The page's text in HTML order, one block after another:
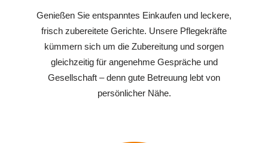
Genießen Sie entspanntes Einkaufen und leckere,
frisch zubereitete Gerichte. Unsere Pflegekräfte
kümmern sich um die Zubereitung und sorgen
gleichzeitig für angenehme Gespräche und
Gesellschaft – denn gute Betreuung lebt von
persönlicher Nähe.